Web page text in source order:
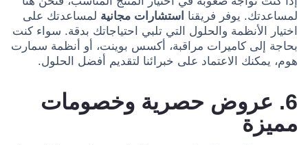
لمساعدتك. يوفر فريقنا استشارات مجانية لمساعدتك على
اختيار الأنظمة والحلول التي تلبي احتياجاتك بدقة. سواء كنت
بحاجة إلى كاميرات مراقبة، أكسس بوينت، أو أنظمة سمارت
هوم، يمكنك الاعتماد على خبرائنا لتقديم أفضل الحلول.
6. عروض حصرية وخصومات
مميزة